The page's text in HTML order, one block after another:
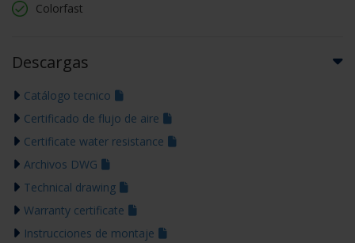
Colorfast
Descargas
Catálogo tecnico
Certificado de flujo de aire
Certificate water resistance
Archivos DWG
Technical drawing
Warranty certificate
Instrucciones de montaje